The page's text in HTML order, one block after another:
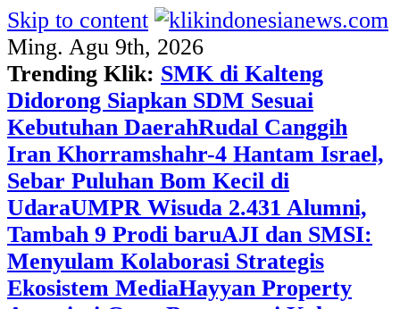
Skip to content
Ming. Agu 9th, 2026
Trending Klik: SMK di Kalteng
Didorong Siapkan SDM Sesuai
Kebutuhan DaerahRudal Canggih
Iran Khorramshahr-4 Hantam Israel,
Sebar Puluhan Bom Kecil di
UdaraUMPR Wisuda 2.431 Alumni,
Tambah 9 Prodi baruAJI dan SMSI:
Menyulam Kolaborasi Strategis
Ekosistem MediaHayyan Property